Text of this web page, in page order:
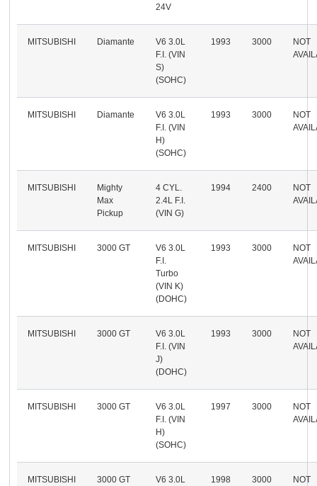
24V
MITSUBISHI Diamante
V6 3.0L
F.I. (VIN
S)
(SOHC)
1993 3000
NOT
MITSUBISHI Diamante
V6 3.0L
F.I. (VIN
H)
(SOHC)
1993 3000
NOT
MITSUBISHI
Mighty
Max
Pickup
4 CYL.
2.4L F.I.
(VIN G)
1994 2400
NOT
MITSUBISHI 3000 GT
V6 3.0L
F.I.
Turbo
(VIN K)
(DOHC)
1993 3000
NOT
MITSUBISHI 3000 GT
V6 3.0L
F.I. (VIN
J)
(DOHC)
1993 3000
NOT
MITSUBISHI 3000 GT
V6 3.0L
F.I. (VIN
H)
(SOHC)
1997 3000
NOT
MITSUBISHI 3000 GT
V6 3.0L
1998 3000
NOT